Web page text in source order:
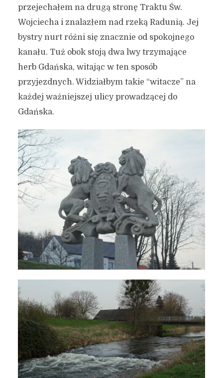
przejechałem na drugą stronę Traktu Św.
Wojciecha i znalazłem nad rzeką Radunią. Jej
bystry nurt różni się znacznie od spokojnego
kanału. Tuż obok stoją dwa lwy trzymające
herb Gdańska, witając w ten sposób
przyjezdnych. Widziałbym takie “witacze” na
każdej ważniejszej ulicy prowadzącej do
Gdańska.